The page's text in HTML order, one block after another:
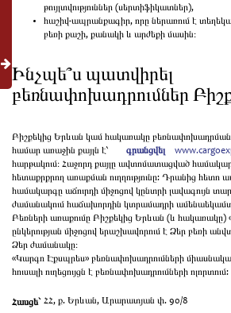
թույլտվություններ (սերտիֆիկատներ),
հաշիվ-ապրանքագիր, որը ներառում է
բեռի քաշի, քանակի և արժեքի մասին։
Ինչպե՞ս պատվիրել
բեռնափոխադրումներ
Բիշքեկից Երևան կամ հակառակը բեռնափոխադրման
համար առաջին քայլն է՝
գրանցվել
հարթակում։ Հաջորդ քայլը ավտոմատացված
հետաքրքրող առաքման ուղղությունը: Դրանից
համակարգը աճուրդի միջոցով կընտրի լավագույն
ժամանակում հաճախորդին կտրամադրի
Բեռների առաքումը Բիշքեկից Երևան (և հակառակը)
ընկերության միջոցով երաշխավորում է Ձեր բեռի
Ձեր ժամանակը։
«Կարգո Էքսպրես» բեռնափոխադրումների միասնական
հուսալի ուղեցույցն է բեռնափոխադրումների ոլորտում:
Հասցե` ՀՀ, ք. Երևան, Արարատյան փ. 90/8